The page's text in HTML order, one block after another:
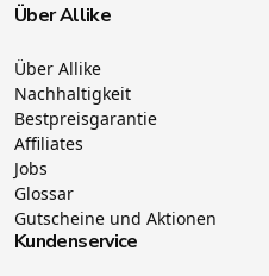
Über Allike
Über Allike
Nachhaltigkeit
Bestpreisgarantie
Affiliates
Jobs
Glossar
Gutscheine und Aktionen
Kundenservice